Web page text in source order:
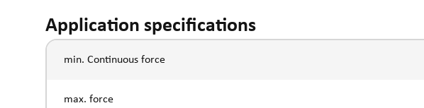
Application specifications
min. Continuous force
max. force